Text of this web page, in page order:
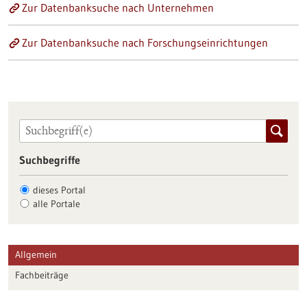
Zur Datenbanksuche nach Unternehmen
Zur Datenbanksuche nach Forschungseinrichtungen
Suchbegriffe
dieses Portal
alle Portale
Allgemein
Fachbeiträge